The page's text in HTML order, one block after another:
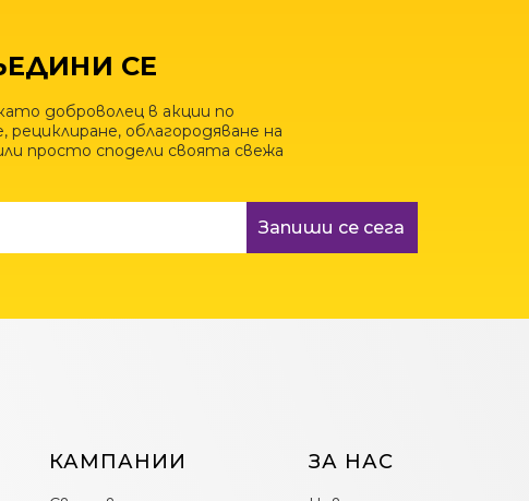
СЕ
доброволец в акции по
рециклиране, облагородяване на
просто сподели своята свежа
Запиши се сега
КАМПАНИИ ЗА НАС